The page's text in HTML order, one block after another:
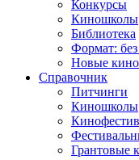
Конкурсы
Киношколы
Библиотека
Формат:
Новые
Справочник
Питчинги
Киношколы
Грантовые